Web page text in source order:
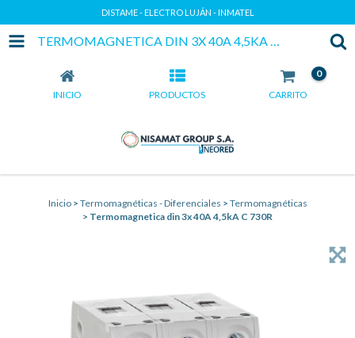
DISTAME - ELECTRO LUJÁN - INMATEL
TERMOMAGNETICA DIN 3X 40A 4,5KA C 730R
INICIO PRODUCTOS CARRITO
0
Inicio > Termomagnéticas - Diferenciales > Termomagnéticas
> Termomagnetica din 3x 40A 4,5kA C 730R